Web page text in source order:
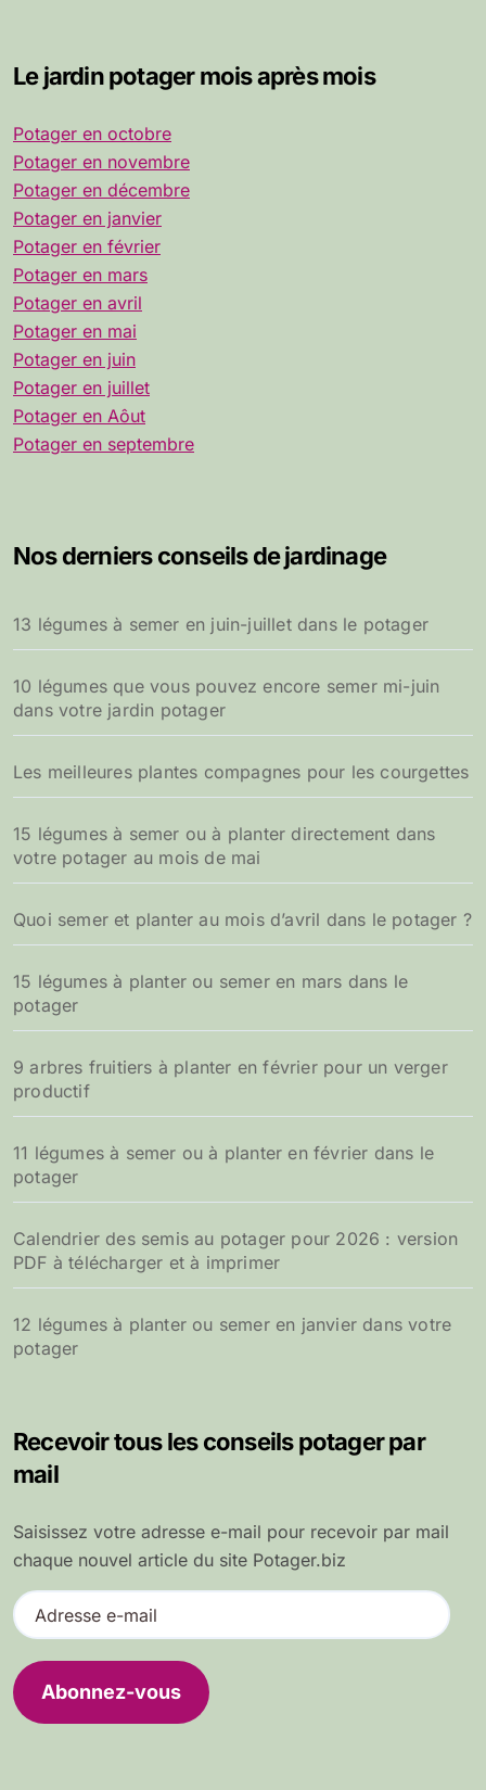
Le jardin potager mois après mois
Potager en octobre
Potager en novembre
Potager en décembre
Potager en janvier
Potager en février
Potager en mars
Potager en avril
Potager en mai
Potager en juin
Potager en juillet
Potager en Aôut
Potager en septembre
Nos derniers conseils de jardinage
13 légumes à semer en juin-juillet dans le potager
10 légumes que vous pouvez encore semer mi-juin
dans votre jardin potager
Les meilleures plantes compagnes pour les courgettes
15 légumes à semer ou à planter directement dans
votre potager au mois de mai
Quoi semer et planter au mois d’avril dans le potager ?
15 légumes à planter ou semer en mars dans le
potager
9 arbres fruitiers à planter en février pour un verger
productif
11 légumes à semer ou à planter en février dans le
potager
Calendrier des semis au potager pour 2026 : version
PDF à télécharger et à imprimer
12 légumes à planter ou semer en janvier dans votre
potager
Recevoir tous les conseils potager par
mail
Saisissez votre adresse e-mail pour recevoir par mail
chaque nouvel article du site Potager.biz
A
d
e
s
Abonnez-vous